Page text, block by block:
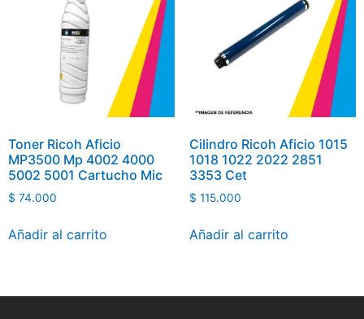
Toner Ricoh Aficio
MP3500 Mp 4002 4000
5002 5001 Cartucho Mic
$ 74.000
Añadir al carrito
Cilindro Ricoh Aficio 1015
1018 1022 2022 2851
3353 Cet
$ 115.000
Añadir al carrito